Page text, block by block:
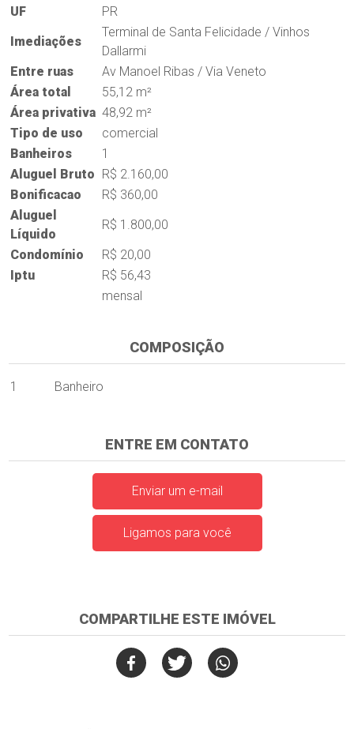
UF
PR
Imediações
Terminal de Santa Felicidade / Vinhos
Dallarmi
Entre ruas
Av Manoel Ribas / Via Veneto
Área total
55,12 m²
Área privativa 48,92 m²
Tipo de uso
comercial
Banheiros
1
Aluguel Bruto R$ 2.160,00
Bonificacao
R$ 360,00
Aluguel
Líquido
R$ 1.800,00
Condomínio
R$ 20,00
Iptu
R$ 56,43
mensal
COMPOSIÇÃO
1 Banheiro
ENTRE EM CONTATO
Enviar um e-mail
Ligamos para você
COMPARTILHE ESTE IMÓVEL